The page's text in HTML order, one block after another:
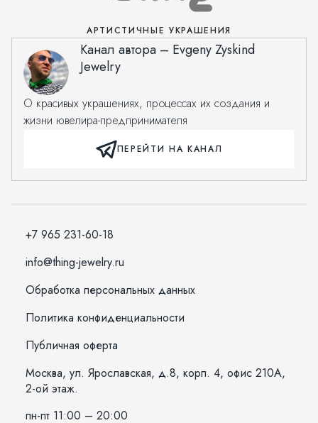
АРТИСТИЧНЫЕ УКРАШЕНИЯ
ПЕРЕЙТИ НА КАНАЛ
Канал автора – Evgeny Zyskind
Jewelry
О красивых украшениях, процессах их создания и
жизни ювелира-предпринимателя
+7 965 231-60-18
info@thing-jewelry.ru
Обработка персональных данных
Политика конфиденциальности
Публичная оферта
Москва, ул. Ярославская, д.8, корп. 4, офис 210А,
2-ой этаж.
пн-пт 11:00 – 20:00